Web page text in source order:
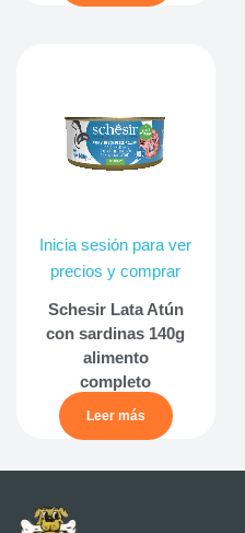
Inicia sesión para ver
precios y comprar
Schesir Lata Atún
con sardinas 140g
alimento
completo
Leer más